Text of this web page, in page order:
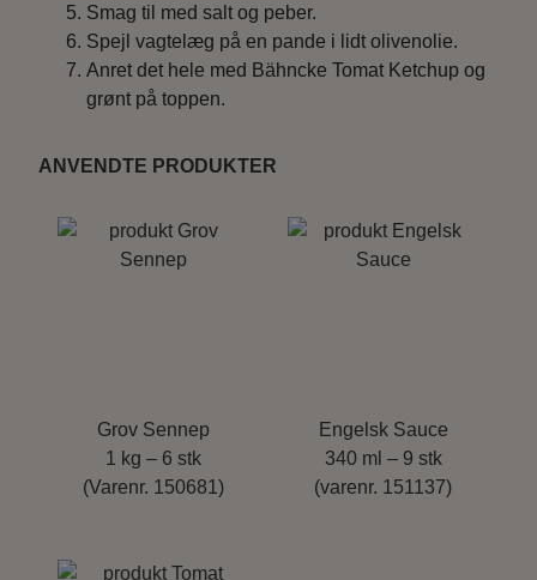
Smag til med salt og peber.
Spejl vagtelæg på en pande i lidt olivenolie.
Anret det hele med Bähncke Tomat Ketchup og
grønt på toppen.
ANVENDTE PRODUKTER
Grov Sennep
1 kg – 6 stk
(Varenr. 150681)
Engelsk Sauce
340 ml – 9 stk
(varenr. 151137)